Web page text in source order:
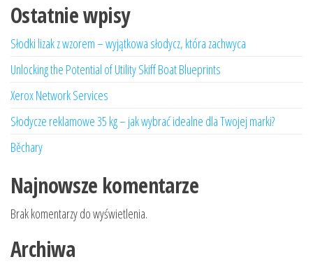
Ostatnie wpisy
Słodki lizak z wzorem – wyjątkowa słodycz, która zachwyca
Unlocking the Potential of Utility Skiff Boat Blueprints
Xerox Network Services
Słodycze reklamowe 35 kg – jak wybrać idealne dla Twojej marki?
Běchary
Najnowsze komentarze
Brak komentarzy do wyświetlenia.
Archiwa